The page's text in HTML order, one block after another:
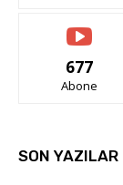
677
Abone
SON YAZILAR